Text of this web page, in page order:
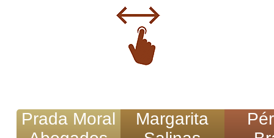
Prada Moral
Margarita